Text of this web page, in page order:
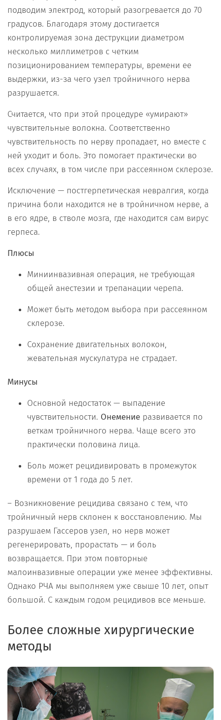
подводим электрод, который разогревается до 70
градусов. Благодаря этому достигается
контролируемая зона деструкции диаметром
несколько миллиметров с четким
позиционированием температуры, времени ее
выдержки, из-за чего узел тройничного нерва
разрушается.
Считается, что при этой процедуре «умирают»
чувствительные волокна. Соответственно
чувствительность по нерву пропадает, но вместе с
ней уходит и боль. Это помогает практически во
всех случаях, в том числе при рассеянном склерозе.
Исключение — постгерпетическая невралгия, когда
причина боли находится не в тройничном нерве, а
в его ядре, в стволе мозга, где находится сам вирус
герпеса.
Плюсы
Миниинвазивная операция, не требующая
общей анестезии и трепанации черепа.
Может быть методом выбора при рассеянном
склерозе.
Сохранение двигательных волокон,
жевательная мускулатура не страдает.
Минусы
Основной недостаток — выпадение
чувствительности. Онемение развивается по
веткам тройничного нерва. Чаще всего это
практически половина лица.
Боль может рецидивировать в промежуток
времени от 1 года до 5 лет.
– Возникновение рецидива связано с тем, что
тройничный нерв склонен к восстановлению. Мы
разрушаем Гассеров узел, но нерв может
регенерировать, прорастать — и боль
возвращается. При этом повторные
малоинвазивные операции уже менее эффективны.
Однако РЧА мы выполняем уже свыше 10 лет, опыт
большой. С каждым годом рецидивов все меньше.
Более сложные хирургические
методы